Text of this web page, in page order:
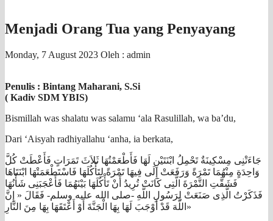
Menjadi Orang Tua yang Penyayang
Monday, 7 August 2023 Oleh : admin
Penulis : Bintang Maharani, S.Si
( Kadiv SDM YBIS)
Bismillah was shalatu was salamu ‘ala Rasulillah, wa ba’du,
Dari ‘Aisyah radhiyallahu ‘anha, ia berkata,
جَاءَتْنِى مِسْكِينَةٌ تَحْمِلُ ابْنَتَيْنِ لَهَا فَأَطْعَمْتُهَا ثَلاَثَ تَمَرَاتٍ فَأَعْطَتْ كُلَّ
وَاحِدَةٍ مِنْهُمَا تَمْرَةً وَرَفَعَتْ إِلَى فِيهَا تَمْرَةً لِتَأْكُلَهَا فَاسْتَطْعَمَتْهَا ابْنَتَاهَا
فَشَقَّتِ التَّمْرَةَ الَّتِى كَانَتْ تُرِيدُ أَنْ تَأْكُلَهَا بَيْنَهُمَا فَأَعْجَبَنِى شَأْنُهَا
فَذَكَرْتُ الَّذِى صَنَعَتْ لِرَسُولِ اللَّهِ -صلى الله عليه وسلم- فَقَالَ « إِنَّ
اللَّهَ قَدْ أَوْجَبَ لَهَا بِهَا الْجَنَّةَ أَوْ أَعْتَقَهَا بِهَا مِنَ النَّارِ»